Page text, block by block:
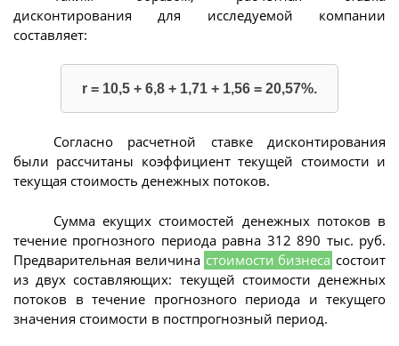
дисконтирования для исследуемой компании
составляет:
r = 10,5 + 6,8 + 1,71 + 1,56 = 20,57%.
Согласно расчетной ставке дисконтирования
были рассчитаны коэффициент текущей стоимости и
текущая стоимость денежных потоков.
Сумма екущих стоимостей денежных потоков в
течение прогнозного периода равна 312 890 тыс. руб.
Предварительная величина стоимости бизнеса состоит
из двух составляющих: текущей стоимости денежных
потоков в течение прогнозного периода и текущего
значения стоимости в постпрогнозный период.